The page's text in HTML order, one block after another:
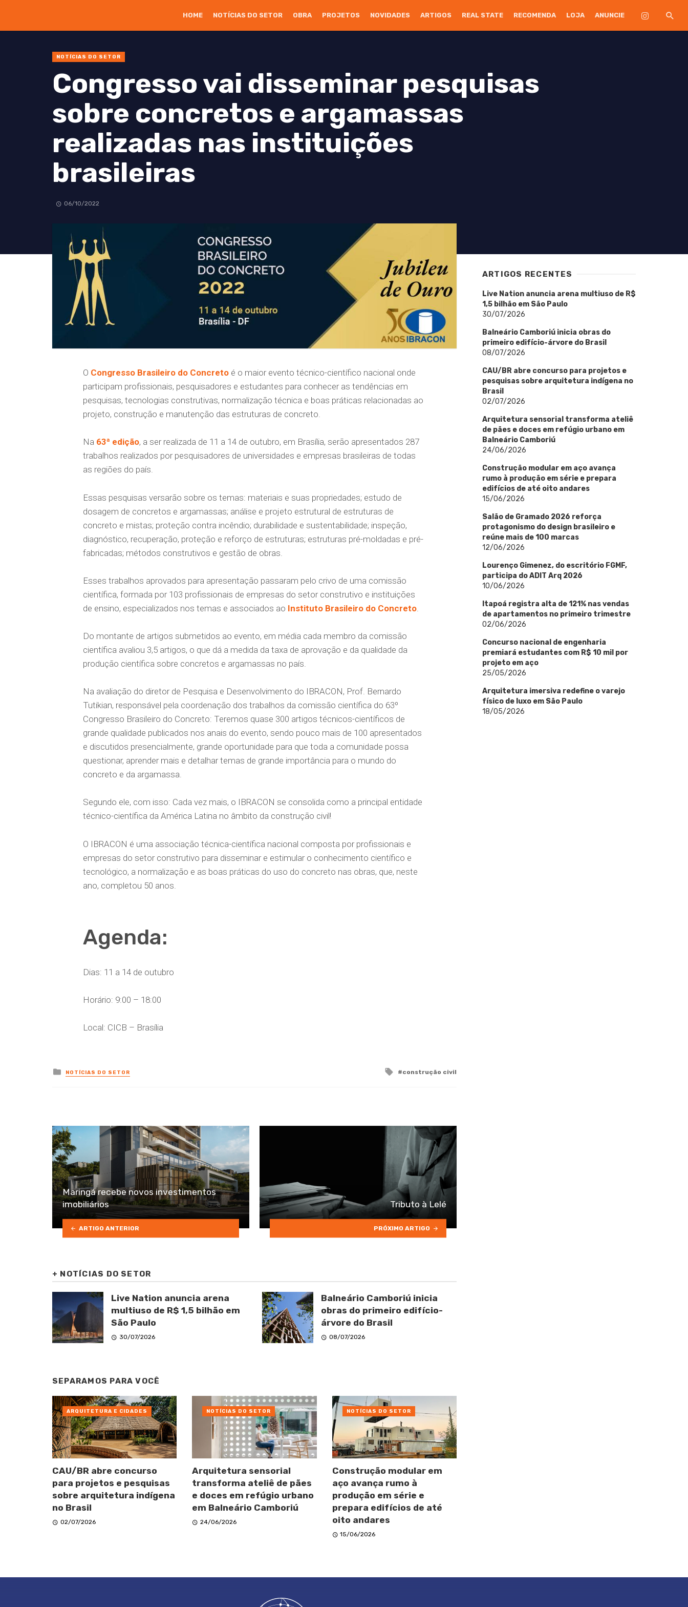
HOME NOTÍCIAS DO SETOR OBRA PROJETOS NOVIDADES ARTIGOS REAL STATE RECOMENDA LOJA ANUNCIE
NOTÍCIAS DO SETOR
Congresso vai disseminar pesquisas
sobre concretos e argamassas
realizadas nas instituições
brasileiras
06/10/2022
O Congresso Brasileiro do Concreto é o maior evento técnico-científico nacional onde
participam profissionais, pesquisadores e estudantes para conhecer as tendências em
pesquisas, tecnologias construtivas, normalização técnica e boas práticas relacionadas ao
projeto, construção e manutenção das estruturas de concreto.
Na 63ª edição, a ser realizada de 11 a 14 de outubro, em Brasília, serão apresentados 287
trabalhos realizados por pesquisadores de universidades e empresas brasileiras de todas
as regiões do país.
Essas pesquisas versarão sobre os temas: materiais e suas propriedades; estudo de
dosagem de concretos e argamassas; análise e projeto estrutural de estruturas de
concreto e mistas; proteção contra incêndio; durabilidade e sustentabilidade; inspeção,
diagnóstico, recuperação, proteção e reforço de estruturas; estruturas pré-moldadas e pré-
fabricadas; métodos construtivos e gestão de obras.
Esses trabalhos aprovados para apresentação passaram pelo crivo de uma comissão
científica, formada por 103 profissionais de empresas do setor construtivo e instituições
de ensino, especializados nos temas e associados ao Instituto Brasileiro do Concreto
Do montante de artigos submetidos ao evento, em média cada membro da comissão
científica avaliou 3,5 artigos, o que dá a medida da taxa de aprovação e da qualidade da
produção científica sobre concretos e argamassas no país.
Na avaliação do diretor de Pesquisa e Desenvolvimento do IBRACON, Prof. Bernardo
Tutikian, responsável pela coordenação dos trabalhos da comissão científica do 63º
Congresso Brasileiro do Concreto: Teremos quase 300 artigos técnicos-científicos de
grande qualidade publicados nos anais do evento, sendo pouco mais de 100 apresentados
e discutidos presencialmente, grande oportunidade para que toda a comunidade possa
questionar, aprender mais e detalhar temas de grande importância para o mundo do
concreto e da argamassa.
Segundo ele, com isso: Cada vez mais, o IBRACON se consolida como a principal entidade
técnico-científica da América Latina no âmbito da construção civil!
O IBRACON é uma associação técnica-científica nacional composta por profissionais e
empresas do setor construtivo para disseminar e estimular o conhecimento científico e
tecnológico, a normalização e as boas práticas do uso do concreto nas obras, que, neste
ano, completou 50 anos.
Agenda:
Dias: 11 a 14 de outubro
Horário: 9:00 – 18:00
Local: CICB – Brasília
Posted
in
NOTÍCIAS DO SETOR
Tagged
construção civil
Maringá recebe novos investimentos
imobiliários
ARTIGO ANTERIOR
Tributo à Lelé
PRÓXIMO ARTIGO
+ NOTÍCIAS DO SETOR
Live Nation anuncia arena
multiuso de R$ 1,5 bilhão em
São Paulo
30/07/2026
Balneário Camboriú inicia
obras do primeiro edifício-
árvore do Brasil
08/07/2026
SEPARAMOS PARA VOCÊ
CAU/BR abre concurso
para projetos e pesquisas
sobre arquitetura indígena
no Brasil
02/07/2026
ARQUITETURA E CIDADES
Arquitetura sensorial
transforma ateliê de pães
e doces em refúgio urbano
em Balneário Camboriú
24/06/2026
NOTÍCIAS DO SETOR
Construção modular em
aço avança rumo à
produção em série e
prepara edifícios de até
oito andares
15/06/2026
NOTÍCIAS DO SETOR
ARTIGOS RECENTES
Live Nation anuncia arena multiuso de R$
1,5 bilhão em São Paulo
30/07/2026
Balneário Camboriú inicia obras do
primeiro edifício-árvore do Brasil
08/07/2026
CAU/BR abre concurso para projetos e
pesquisas sobre arquitetura indígena no
Brasil
02/07/2026
Arquitetura sensorial transforma ateliê
de pães e doces em refúgio urbano em
Balneário Camboriú
24/06/2026
Construção modular em aço avança
rumo à produção em série e prepara
edifícios de até oito andares
15/06/2026
Salão de Gramado 2026 reforça
protagonismo do design brasileiro e
reúne mais de 100 marcas
12/06/2026
Lourenço Gimenez, do escritório FGMF,
participa do ADIT Arq 2026
10/06/2026
Itapoá registra alta de 121% nas vendas
de apartamentos no primeiro trimestre
02/06/2026
Concurso nacional de engenharia
premiará estudantes com R$ 10 mil por
projeto em aço
25/05/2026
Arquitetura imersiva redefine o varejo
físico de luxo em São Paulo
18/05/2026